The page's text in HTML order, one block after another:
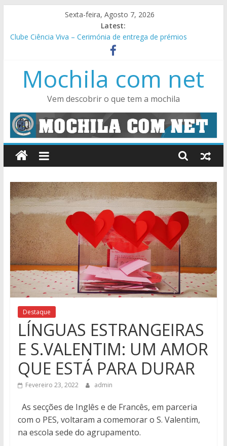
content
Sexta-feira, Agosto 7, 2026
Latest:
Clube Ciência Viva – Cerimónia de entrega de prémios
VII Jornadas Pedagógicas TEIP 2022 / 2023
Encontro Regional Norte – Apps for Good
Festa de Finalistas de 9º ano – um misto de emoção, alegria e
muita animação
6º), Astronomia (7º) e Físico-Química (8º e 9º)
Mochila com net
Vem descobrir o que tem a mochila
Destaque
LÍNGUAS ESTRANGEIRAS
E S.VALENTIM: UM AMOR
QUE ESTÁ PARA DURAR
Fevereiro 23, 2022 admin
As secções de Inglês e de Francês, em parceria
com o PES, voltaram a comemorar o S. Valentim,
na escola sede do agrupamento.